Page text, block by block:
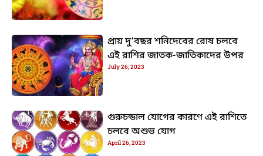
প্রায় দু’বছর শনিদেবের রোষ চলবে
এই রাশির জাতক-জাতিকাদের উপর
July 26, 2023
গুরুচন্ডাল যোগের কারণে এই রাশিতে
চলবে অশুভ যোগ
April 26, 2023